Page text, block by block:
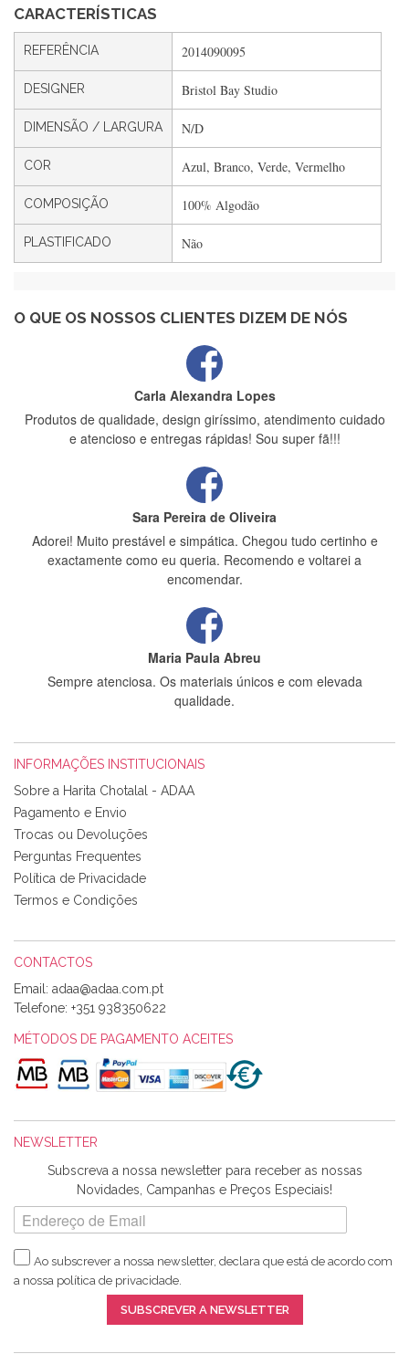
CARACTERÍSTICAS
REFERÊNCIA 2014090095
DESIGNER Bristol Bay Studio
DIMENSÃO / LARGURA N/D
COR Azul, Branco, Verde, Vermelho
COMPOSIÇÃO 100% Algodão
PLASTIFICADO Não
O QUE OS NOSSOS CLIENTES DIZEM DE NÓS
Silvia André
Gostei ,Serviço bastante rápido. recomendo
Filipa Freire
Rápido, atendimento 5*. Hoje chegará a segunda encomenda
feita de muitas certamente❤️
estrelas
Carla Alexandra Lopes
Produtos de qualidade, design giríssimo, atendimento cuidado
e atencioso e entregas rápidas! Sou super fã!!!
Sara Pereira de Oliveira
Adorei! Muito prestável e simpática. Chegou tudo certinho e
exactamente como eu queria. Recomendo e voltarei a
encomendar.
Maria Paula Abreu
Sempre atenciosa. Os materiais únicos e com elevada
qualidade.
Tudo chegou em condições, pois os produtos vieram muito
bem acondicionados. Estou plenamente satisfeita com os
produtos adquiridos. Relativamente à bolsa, tem um tecido
com um padrão e cores muito bonitas e a execução está
perfeitíssima. Futuramente penso voltar a comprar na vossa
loja, têm excelentes artigos a um preço muito justo. A
Alexandra Morais
Olá boa Noite. Os meus tecidos chegaram hoje. Muito
obrigada pelo miminho que dá um jeitaço pras minhas linhas
de bordar e não sei o que pões nos tecidos, mas que cheiram
maravilhosamente ... cheiram! :) Muito Obrigada.
Harita a minha encomenda já chegou. :) Muito obrigada pela
rapidez no envio, pela qualidade dos materiais que me
enviaste e pela simpatia de sempre. :)
Catarina Amaro
5 estrelas. Gosto muito do serviço. A Harita Chotalal é muito
INFORMAÇÕES INSTITUCIONAIS
Sobre a Harita Chotalal - ADAA
Pagamento e Envio
Trocas ou Devoluções
Perguntas Frequentes
Política de Privacidade
Termos e Condições
CONTACTOS
Email:
Telefone: +351 938350622
MÉTODOS DE PAGAMENTO ACEITES
NEWSLETTER
Subscreva a nossa newsletter para receber as nossas
Novidades, Campanhas e Preços Especiais!
Ao subscrever a nossa newsletter, declara que está de acordo com
a nossa política de privacidade.
SUBSCREVER A NEWSLETTER